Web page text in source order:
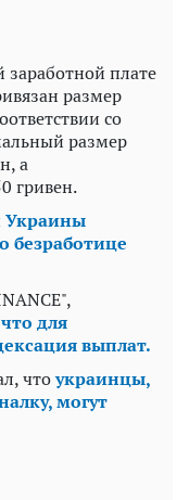
плате
размер
со
размер
а
гривен.
Украины
безработице
для
выплат.
чтоукраинцы,
могут